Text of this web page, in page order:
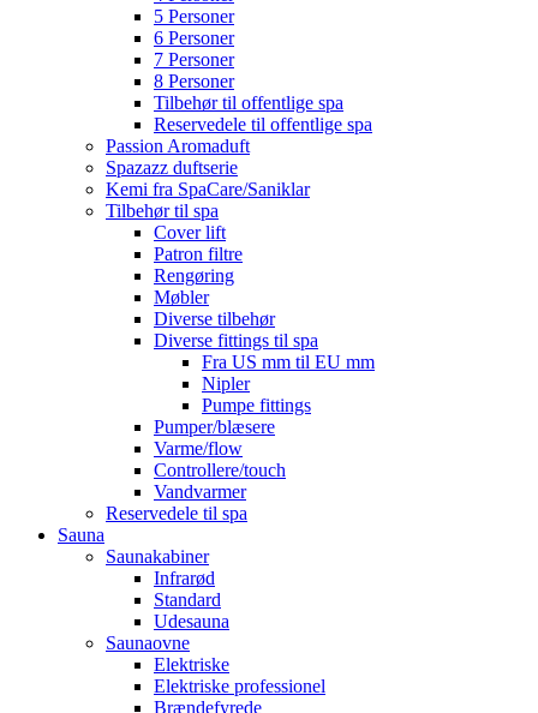
5 Personer
6 Personer
7 Personer
8 Personer
Tilbehør til offentlige spa
Reservedele til offentlige spa
Passion Aromaduft
Spazazz duftserie
Kemi fra SpaCare/Saniklar
Tilbehør til spa
Cover lift
Patron filtre
Rengøring
Møbler
Diverse tilbehør
Diverse fittings til spa
Fra US mm til EU mm
Nipler
Pumpe fittings
Pumper/blæsere
Varme/flow
Controllere/touch
Vandvarmer
Reservedele til spa
Sauna
Saunakabiner
Infrarød
Standard
Udesauna
Saunaovne
Elektriske
Elektriske professionel
Brændefyrede